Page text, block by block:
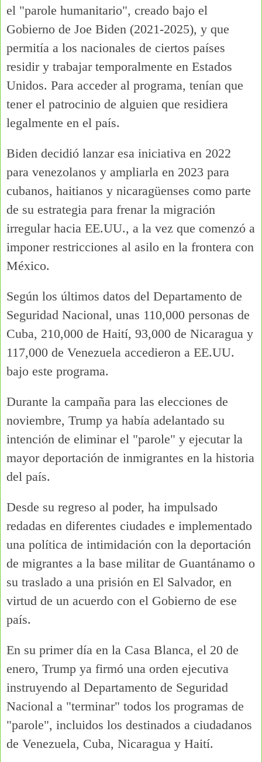
el "parole humanitario", creado bajo el
Gobierno de Joe Biden (2021-2025), y que
permitía a los nacionales de ciertos países
residir y trabajar temporalmente en Estados
Unidos. Para acceder al programa, tenían que
tener el patrocinio de alguien que residiera
legalmente en el país.
Biden decidió lanzar esa iniciativa en 2022
para venezolanos y ampliarla en 2023 para
cubanos, haitianos y nicaragüenses como parte
de su estrategia para frenar la migración
irregular hacia EE.UU., a la vez que comenzó a
imponer restricciones al asilo en la frontera con
México.
Según los últimos datos del Departamento de
Seguridad Nacional, unas 110,000 personas de
Cuba, 210,000 de Haití, 93,000 de Nicaragua y
117,000 de Venezuela accedieron a EE.UU.
bajo este programa.
Durante la campaña para las elecciones de
noviembre, Trump ya había adelantado su
intención de eliminar el "parole" y ejecutar la
mayor deportación de inmigrantes en la historia
del país.
Desde su regreso al poder, ha impulsado
redadas en diferentes ciudades e implementado
una política de intimidación con la deportación
de migrantes a la base militar de Guantánamo o
su traslado a una prisión en El Salvador, en
virtud de un acuerdo con el Gobierno de ese
país.
En su primer día en la Casa Blanca, el 20 de
enero, Trump ya firmó una orden ejecutiva
instruyendo al Departamento de Seguridad
Nacional a "terminar" todos los programas de
"parole", incluidos los destinados a ciudadanos
de Venezuela, Cuba, Nicaragua y Haití.